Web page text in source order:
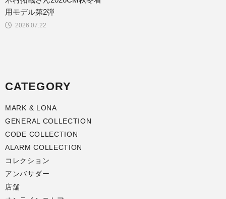
2026.07.22
用モデル第2弾
CATEGORY
MARK & LONA
GENERAL COLLECTION
CODE COLLECTION
ALARM COLLECTION
コレクション
アンバサダー
店舗